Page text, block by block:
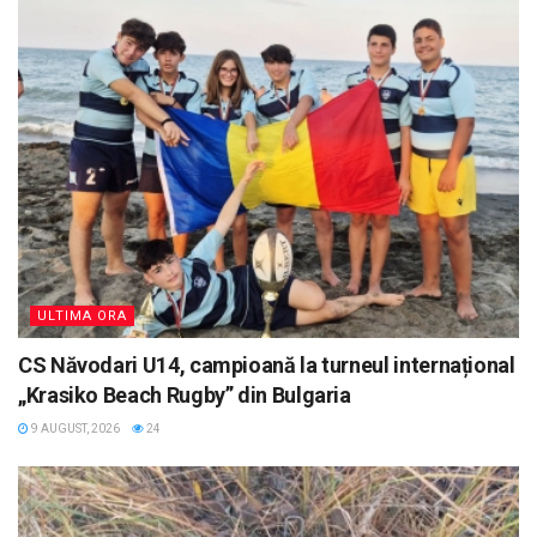
ULTIMA ORA
CS Năvodari U14, campioană la turneul internațional
„Krasiko Beach Rugby” din Bulgaria
9 AUGUST, 2026 24